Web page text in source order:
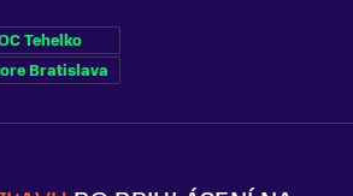
Tehelko
Bratislava